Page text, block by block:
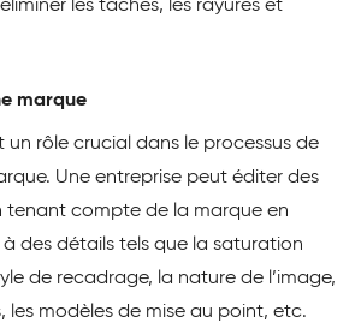
les taches, les rayures et
marque
un rôle crucial dans le processus de
Une entreprise peut éditer des
tenant compte de la marque en
des détails tels que la saturation
de recadrage, la nature de l’image,
les modèles de mise au point, etc.